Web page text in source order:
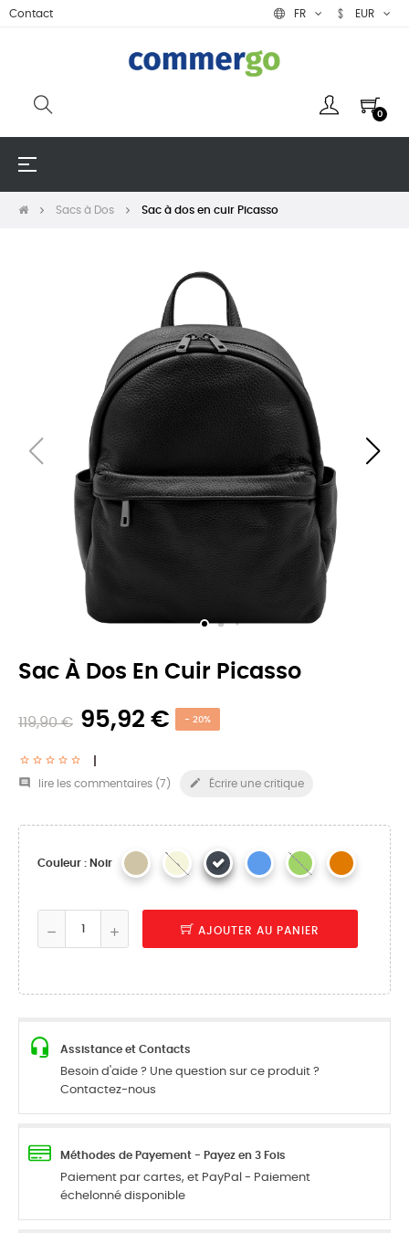
Contact FR EUR
0
Basculer
☰
Sacs à Dos Sac à dos en cuir Picasso
Sac À Dos En Cuir Picasso
119,90 € 95,92 € - 20%
 lire les commentaires (7 )  Écrire une critique
Couleur : Noir
AJOUTER AU PANIER
Assistance et Contacts
Besoin d'aide ? Une question sur ce produit ?
Contactez-nous
Méthodes de Payement - Payez en 3 Fois
Paiement par cartes, et PayPal - Paiement
échelonné disponible